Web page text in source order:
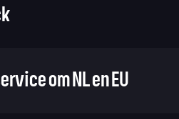
om NL en EU